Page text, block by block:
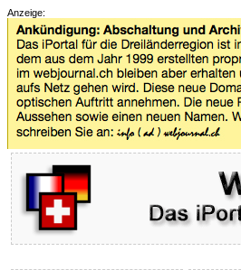
Anzeige: